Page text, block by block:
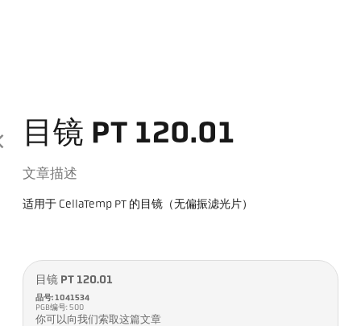
目镜 PT 120.01
文章描述
适用于 CellaTemp PT 的目镜（无偏振滤光片）
目镜 PT 120.01
品号: 1041534
PGB编号: 500
你可以向我们索取这篇文章